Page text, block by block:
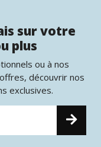
sur votre
plus
ou à nos
découvrir nos
exclusives.